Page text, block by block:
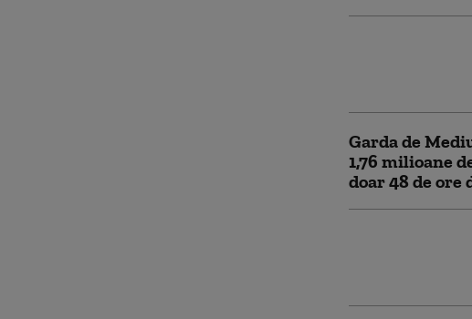
Garda de
1,76 milioane
doar 48 de